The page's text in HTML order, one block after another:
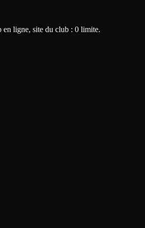
en ligne, site du club : 0 limite.